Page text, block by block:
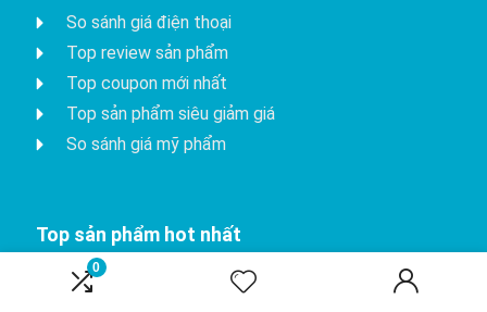
0
So sánh giá điện thoại
Top review sản phẩm
Top coupon mới nhất
Top sản phẩm siêu giảm giá
So sánh giá mỹ phẩm
Top sản phẩm hot nhất
iPhone 15 Pro